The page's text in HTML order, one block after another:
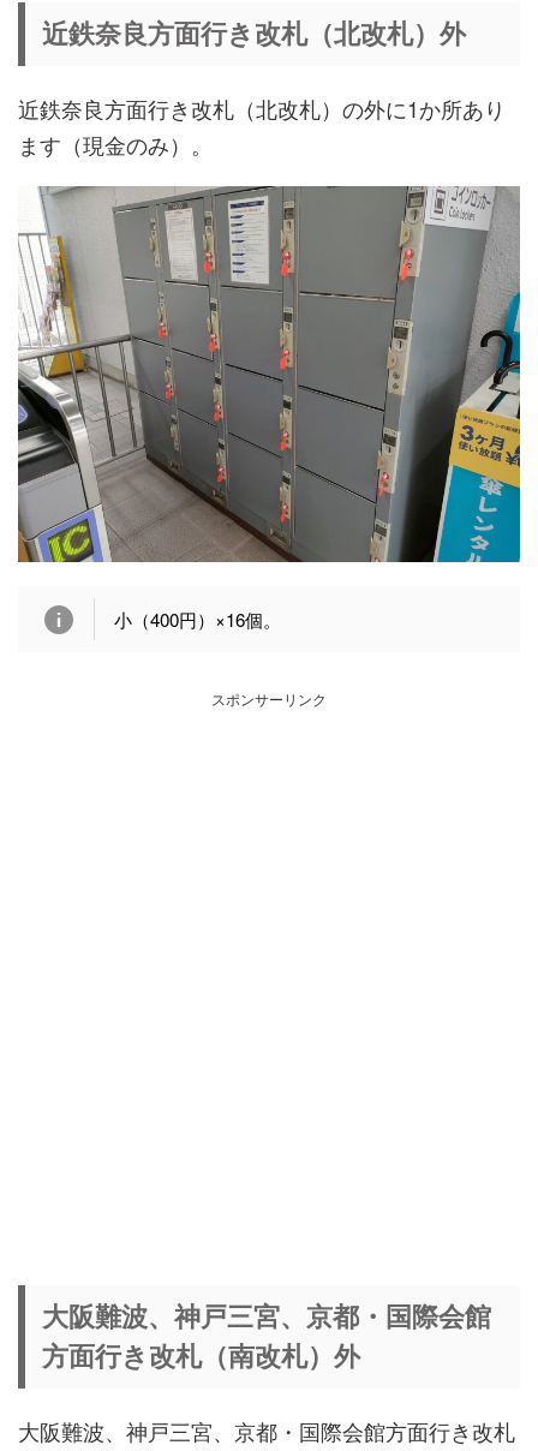
近鉄奈良方面行き改札（北改札）外
近鉄奈良方面行き改札（北改札）の外に1か所あり
ます（現金のみ）。
小（400円）×16個。
スポンサーリンク
大阪難波、神戸三宮、京都・国際会館
方面行き改札（南改札）外
大阪難波、神戸三宮、京都・国際会館方面行き改札